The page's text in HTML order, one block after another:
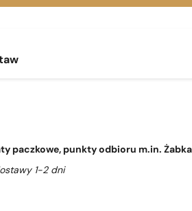
paczkowe, punkty odbioru m.in.
1-2 dni